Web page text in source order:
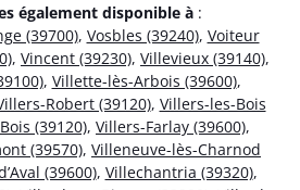
également disponible à :
(39700), Vosbles (39240), Voiteur
, Vincent (39230), Villevieux (39140),
, Villette-lès-Arbois (39600),
Robert (39120), Villers-les-Bois
(39120), Villers-Farlay (39600),
(39570), Villeneuve-lès-Charnod
(39600), Villechantria (39320),